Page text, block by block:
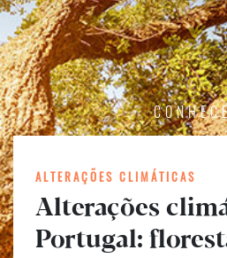
ALTERAÇÕES CLIMÁTICAS
Alterações
Portugal: